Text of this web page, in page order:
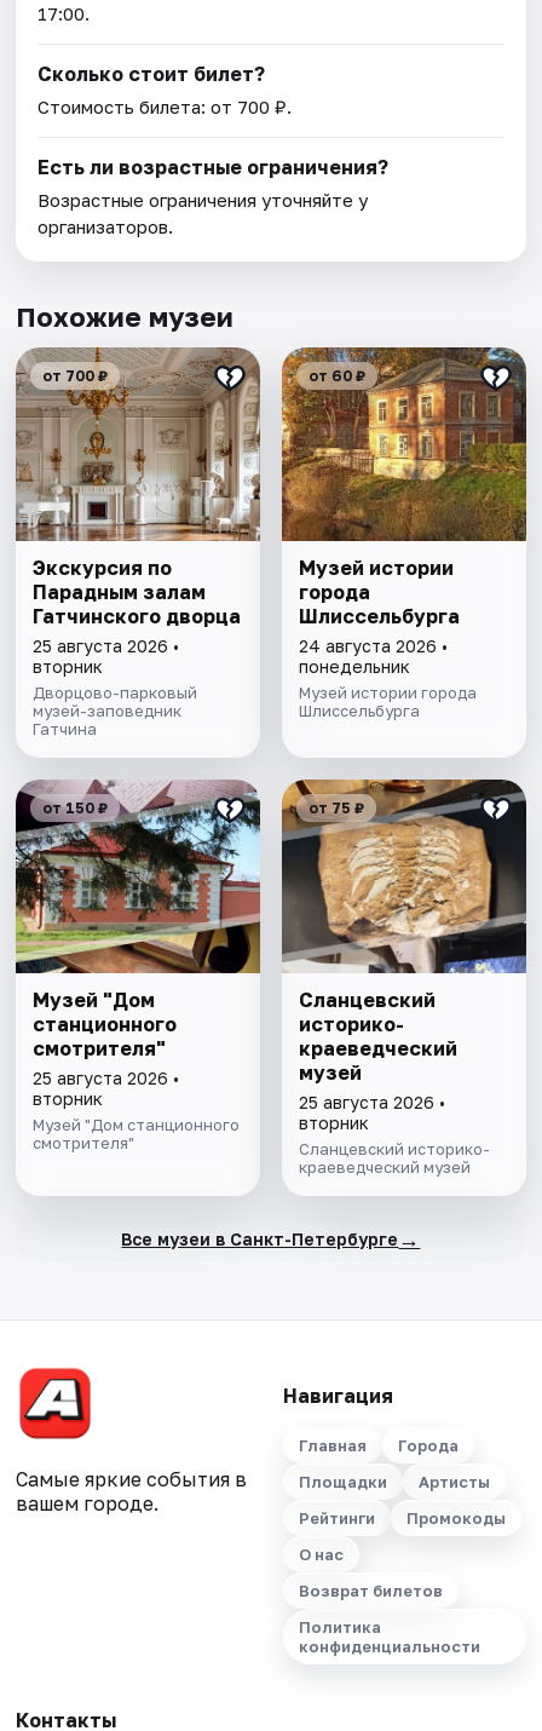
17:00.
Сколько стоит билет?
Стоимость билета: от 700 ₽.
Есть ли возрастные ограничения?
Возрастные ограничения уточняйте у
организаторов.
Похожие музеи
от 700 ₽
Экскурсия по
Парадным залам
Гатчинского дворца
25 августа 2026 •
вторник
Дворцово-парковый
музей-заповедник
Гатчина
от 60 ₽
Музей истории
города
Шлиссельбурга
24 августа 2026 •
понедельник
Музей истории города
Шлиссельбурга
от 150 ₽
Музей "Дом
станционного
смотрителя"
25 августа 2026 •
вторник
Музей "Дом станционного
смотрителя"
от 75 ₽
Сланцевский
историко-
краеведческий
музей
25 августа 2026 •
вторник
Сланцевский историко-
краеведческий музей
Все музеи в Санкт-Петербурге →
Самые яркие события в
вашем городе.
Навигация
Главная
Города
Площадки
Артисты
Рейтинги
Промокоды
О нас
Возврат билетов
Политика
конфиденциальности
Контакты